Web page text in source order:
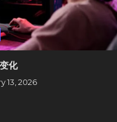
化
13, 2026